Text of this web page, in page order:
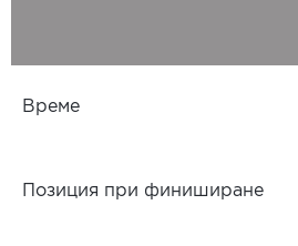
Време
Позиция при финиширане